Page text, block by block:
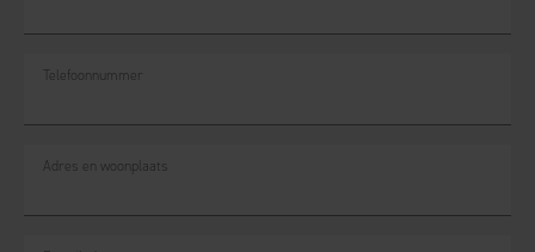
Telefoonnummer
Adres en woonplaats